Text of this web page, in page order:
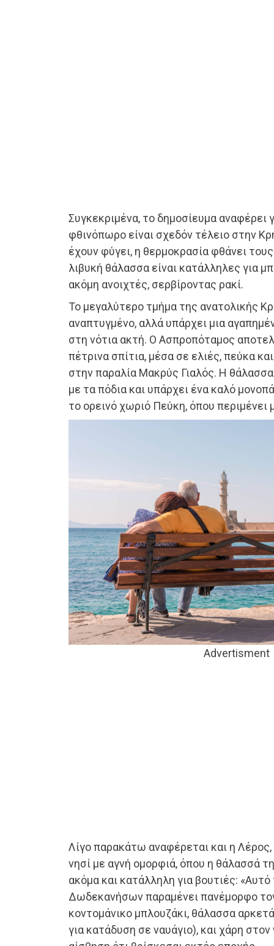
Συγκεκριμένα, το δημοσίευμα αναφέρει
φθινόπωρο είναι σχεδόν τέλειο στην
έχουν φύγει, η θερμοκρασία φθάνει
λιβυκή θάλασσα είναι κατάλληλες για
ακόμη ανοιχτές, σερβίροντας ρακί.
Το μεγαλύτερο τμήμα της ανατολικής
αναπτυγμένο, αλλά υπάρχει μια
στη νότια ακτή. Ο Ασπροπόταμος
πέτρινα σπίτια, μέσα σε ελιές, πεύκα
στην παραλία Μακρύς Γιαλός. Η
με τα πόδια και υπάρχει ένα καλό
το ορεινό χωριό Πεύκη, όπου περιμένει
Advertisment
Λίγο παρακάτω αναφέρεται και η Λέρος,
νησί με αγνή ομορφιά, όπου η θάλασσά
ακόμα και κατάλληλη για βουτιές:
Δωδεκανήσων παραμένει πανέμορφο
κοντομάνικο μπλουζάκι, θάλασσα
για κατάδυση σε ναυάγιο), και χάρη